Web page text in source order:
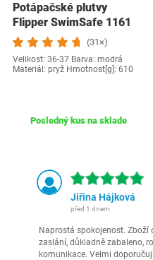
Potápačské plutvy
Flipper SwimSafe ‎1161
(31×)
Velikost: 36-37 Barva: modrá
Materiál: pryž Hmotnost[g]: 610
Posledný kus na sklade
Jiřina Hájková
před 1 dnem
Naprostá spokojenost.
zaslání, důkladně zabaleno,
komunikace. Velmi